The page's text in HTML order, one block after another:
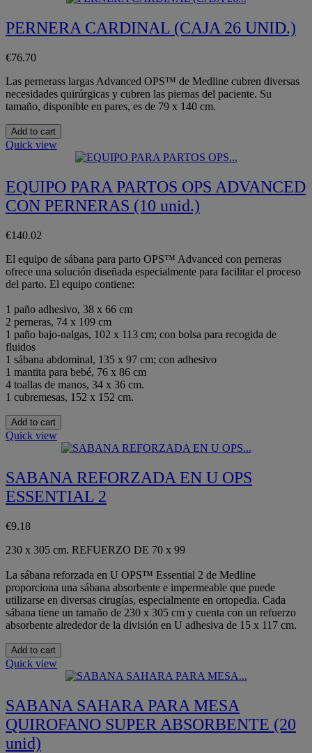
PERNERA CARDINAL (CAJA 26 UNID.)
€76.70
Las pernerass largas Advanced OPS™ de Medline cubren diversas
necesidades quirúrgicas y cubren las piernas del paciente. Su
tamaño, disponible en pares, es de 79 x 140 cm.
Add to cart
Quick view
EQUIPO PARA PARTOS OPS ADVANCED
CON PERNERAS (10 unid.)
€140.02
El equipo de sábana para parto OPS™ Advanced con perneras
ofrece una solución diseñada especialmente para facilitar el proceso
del parto. El equipo contiene:
1 paño adhesivo, 38 x 66 cm
2 perneras, 74 x 109 cm
1 paño bajo-nalgas, 102 x 113 cm; con bolsa para recogida de
fluidos
1 sábana abdominal, 135 x 97 cm; con adhesivo
1 mantita para bebé, 76 x 86 cm
4 toallas de manos, 34 x 36 cm.
1 cubremesas, 152 x 152 cm.
Add to cart
Quick view
SABANA REFORZADA EN U OPS
ESSENTIAL 2
€9.18
230 x 305 cm. REFUERZO DE 70 x 99
La sábana reforzada en U OPS™ Essential 2 de Medline
proporciona una sábana absorbente e impermeable que puede
utilizarse en diversas cirugías, especialmente en ortopedia. Cada
sábana tiene un tamaño de 230 x 305 cm y cuenta con un refuerzo
absorbente alrededor de la división en U adhesiva de 15 x 117 cm.
Add to cart
Quick view
SABANA SAHARA PARA MESA
QUIROFANO SUPER ABSORBENTE (20
unid)